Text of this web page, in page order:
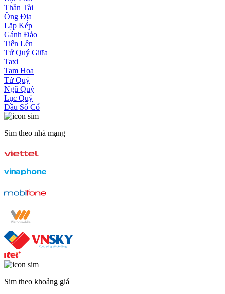
Thần Tài
Ông Địa
Lặp Kép
Gánh Đảo
Tiến Lên
Tứ Quý Giữa
Taxi
Tam Hoa
Tứ Quý
Ngũ Quý
Lục Quý
Đầu Số Cổ
Sim theo nhà mạng
Sim theo khoảng giá